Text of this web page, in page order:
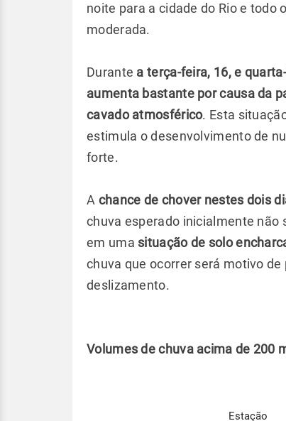
noite para a cidade do Rio e todo
moderada.
Durante a terça-feira, 16, e
aumenta bastante por causa da
cavado atmosférico. Esta
estimula o desenvolvimento de
forte.
A chance de chover nestes dois
chuva esperado inicialmente não
em uma situação de solo
chuva que ocorrer será motivo
deslizamento.
Volumes de chuva acima de 200
Estação